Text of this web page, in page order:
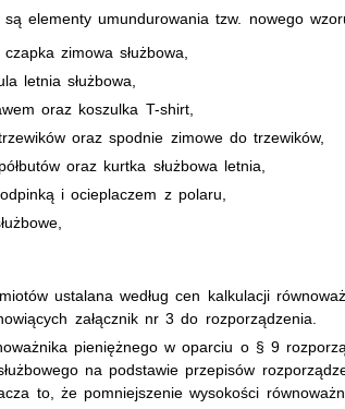
są elementy umundurowania tzw. nowego
zimowa służbowa,
letnia służbowa,
oraz koszulka T-shirt,
oraz spodnie zimowe do trzewików,
oraz kurtka służbowa letnia,
i ocieplaczem z polaru,
ustalana według cen kalkulacji
załącznik nr 3 do rozporządzenia.
pieniężnego w oparciu o § 9
na podstawie przepisów
to, że pomniejszenie wysokości